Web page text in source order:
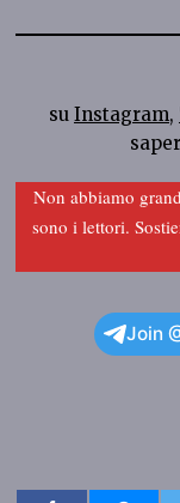
su Instagram,
Non abbiamo
sono i lettori.
Join